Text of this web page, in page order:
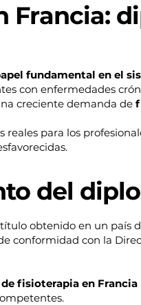
Francia:
fundamental en el
con enfermedades
creciente demanda de
reales para los
del
obtenido en un país
conformidad con la
fisioterapia en Francia